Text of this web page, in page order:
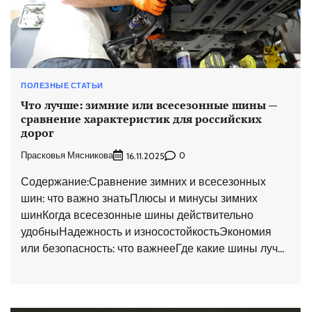
ПОЛЕЗНЫЕ СТАТЬИ
Что лучше: зимние или всесезонные шины —
сравнение характеристик для российских
дорог
Прасковья Мясникова 16.11.2025 0
Содержание:Сравнение зимних и всесезонных
шин: что важно знатьПлюсы и минусы зимних
шинКогда всесезонные шины действительно
удобныНадежность и износостойкостьЭкономия
или безопасность: что важнееГде какие шины луч…